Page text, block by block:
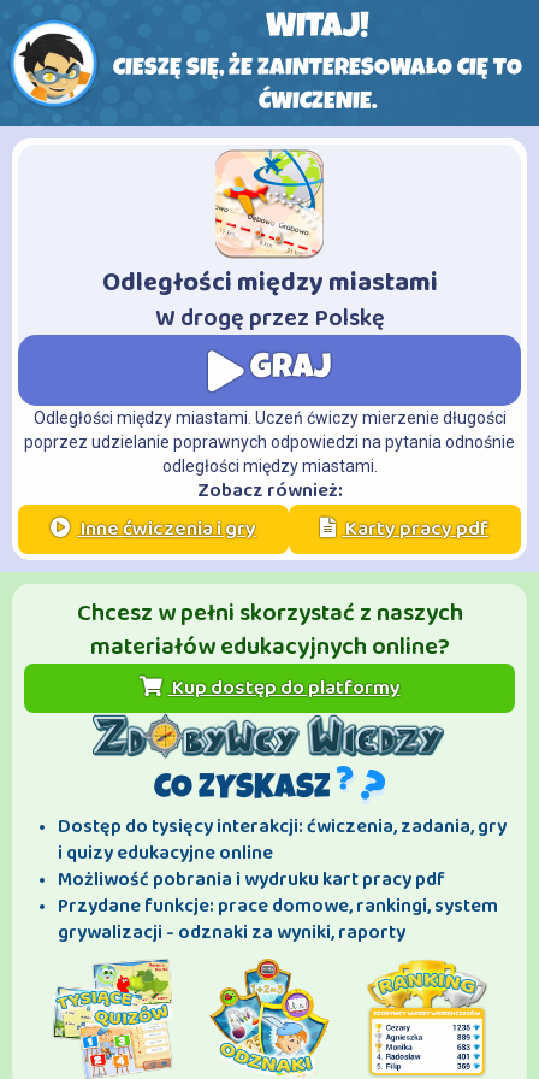
WITAJ!
CIESZĘ SIĘ, ŻE ZAINTERESOWAŁO CIĘ TO
ĆWICZENIE.
Odległości między miastami
- W drogę przez Polskę
GRAJ
Odległości między miastami. Uczeń ćwiczy mierzenie długości
poprzez udzielanie poprawnych odpowiedzi na pytania odnośnie
odległości między miastami.
Zobacz również:
Inne ćwiczenia i gry Karty pracy pdf
Chcesz w pełni skorzystać z naszych
materiałów edukacyjnych online?
Kup dostęp do platformy
CO ZYSKASZ
Dostęp do tysięcy interakcji: ćwiczenia, zadania, gry
i quizy edukacyjne online
Możliwość pobrania i wydruku kart pracy pdf
Przydane funkcje: prace domowe, rankingi, system
grywalizacji - odznaki za wyniki, raporty